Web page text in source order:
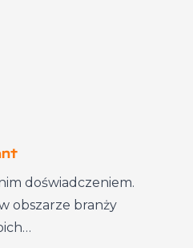
doświadczeniem.
obszarze branży